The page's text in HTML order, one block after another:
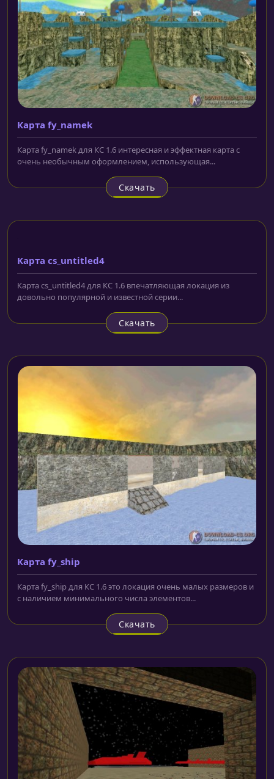
Карта fy_namek
Карта fy_namek для КС 1.6 интересная и эффектная карта с
очень необычным оформлением, использующая...
Скачать
Карта cs_untitled4
Карта cs_untitled4 для КС 1.6 впечатляющая локация из
довольно популярной и известной серии...
Скачать
Карта fy_ship
Карта fy_ship для КС 1.6 это локация очень малых размеров и
с наличием минимального числа элементов...
Скачать